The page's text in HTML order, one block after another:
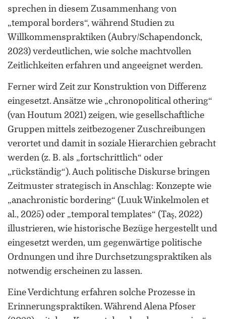
sprechen in diesem Zusammenhang von
„temporal borders“, während Studien zu
Willkommenspraktiken (Aubry/Schapendonck,
2023) verdeutlichen, wie solche machtvollen
Zeitlichkeiten erfahren und angeeignet werden.
Ferner wird Zeit zur Konstruktion von Differenz
eingesetzt. Ansätze wie „chronopolitical othering“
(van Houtum 2021) zeigen, wie gesellschaftliche
Gruppen mittels zeitbezogener Zuschreibungen
verortet und damit in soziale Hierarchien gebracht
werden (z. B. als „fortschrittlich“ oder
„rückständig“). Auch politische Diskurse bringen
Zeitmuster strategisch in Anschlag: Konzepte wie
„anachronistic bordering“ (Luuk Winkelmolen et
al., 2025) oder „temporal templates“ (Taş, 2022)
illustrieren, wie historische Bezüge hergestellt und
eingesetzt werden, um gegenwärtige politische
Ordnungen und ihre Durchsetzungspraktiken als
notwendig erscheinen zu lassen.
Eine Verdichtung erfahren solche Prozesse in
Erinnerungspraktiken. Während Alena Pfoser